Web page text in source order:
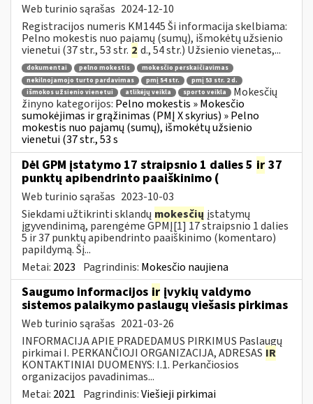
Web turinio sąrašas 2024-12-10
Registracijos numeris KM1445 Ši informacija skelbiama:
Pelno mokestis nuo pajamų (sumų), išmokėtų užsienio
vienetui (37 str., 53 str. 2 d., 54 str.) Užsienio vienetas,...
dokumentai pelno mokestis
mokesčio perskaičiavimas
nekilnojamojo turto pardavimas
pmį 54 str.
pmį 53 str. 2 d.
išmokos užsienio vienetui
atlikėjų veikla sporto veikla
Mokesčių
žinyno kategorijos: Pelno mokestis » Mokesčio
sumokėjimas ir grąžinimas (PMĮ X skyrius) » Pelno
mokestis nuo pajamų (sumų), išmokėtų užsienio
vienetui (37 str., 53 s
Dėl GPM įstatymo 17 straipsnio 1 dalies 5 ir 37
punktų apibendrinto paaiškinimo (
Web turinio sąrašas 2023-10-03
Siekdami užtikrinti sklandų mokesčių įstatymų
įgyvendinimą, parengėme GPMĮ[1] 17 straipsnio 1 dalies
5 ir 37 punktų apibendrinto paaiškinimo (komentaro)
papildymą. Šį...
Metai: 2023 Pagrindinis: Mokesčio naujiena
Saugumo informacijos ir įvykių valdymo
sistemos palaikymo paslaugų viešasis pirkimas
Web turinio sąrašas 2021-03-26
INFORMACIJA APIE PRADEDAMUS PIRKIMUS Paslaugų
pirkimai I. PERKANČIOJI ORGANIZACIJA, ADRESAS IR
KONTAKTINIAI DUOMENYS: I.1. Perkančiosios
organizacijos pavadinimas...
Metai: 2021 Pagrindinis:Viešieji pirkimai